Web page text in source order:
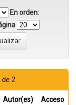
En orden:
de 2
Autor(es) Acceso